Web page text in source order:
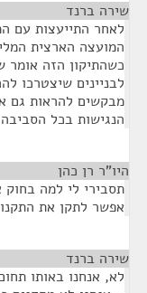
שירה ברנד
לאחר התייעצות עם
המועצה הארצית
כשהתיקון הזה אומר
לבניינים שיצטרכו
מבקשים להראות גם
הנגישות בכל
היו"ר רן כהן
תסבירי לי למה
אפשר לתקן את
שירה ברנד
לא, אנחנו באותו